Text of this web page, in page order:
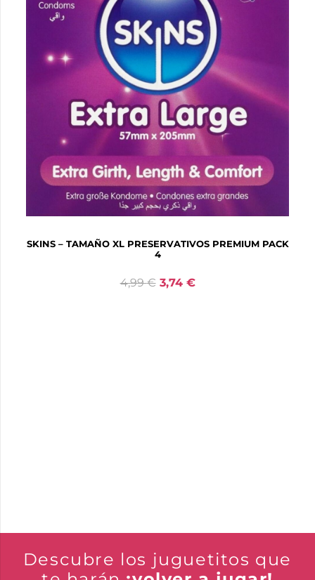
SKINS – TAMAÑO XL PRESERVATIVOS PREMIUM PACK
4
4,99€ 3,74 €
Descubre los juguetitos que